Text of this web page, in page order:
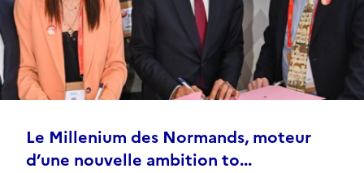
Le Millenium des Normands, moteur
d’une nouvelle ambition to...